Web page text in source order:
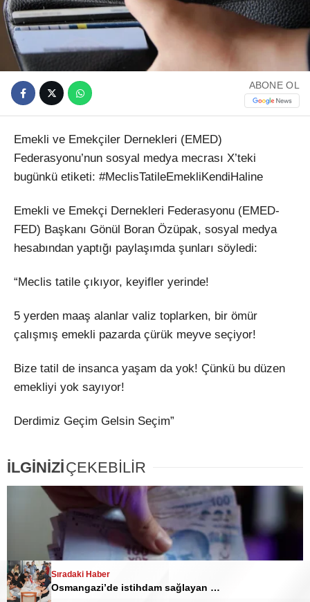
Sıradaki Haber
Emekliden iktidara söz: Unutmuyoruz!
Sıradaki Haber
Emekli çileye Meclis tatile
ABONE OL
Emekli ve Emekçiler Dernekleri (EMED)
Federasyonu’nun sosyal medya mecrası X’teki
bugünkü etiketi: #MeclisTatileEmekliKendiHaline
Emekli ve Emekçi Dernekleri Federasyonu (EMED-
FED) Başkanı Gönül Boran Özüpak, sosyal medya
hesabından yaptığı paylaşımda şunları söyledi:
“Meclis tatile çıkıyor, keyifler yerinde!
5 yerden maaş alanlar valiz toplarken, bir ömür
çalışmış emekli pazarda çürük meyve seçiyor!
Bize tatil de insanca yaşam da yok! Çünkü bu düzen
emekliyi yok sayıyor!
Derdimiz Geçim Gelsin Seçim”
İLGİNİZİÇEKEBİLİR
Sıradaki Haber
Osmangazi’de istihdam sağlayan buluşma